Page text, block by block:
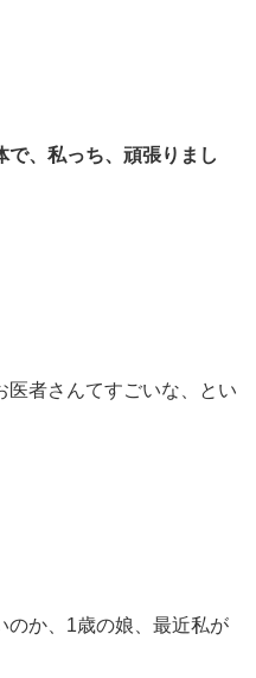
で、私っち、頑張りまし
医者さんてすごいな、とい
のか、1歳の娘、最近私が